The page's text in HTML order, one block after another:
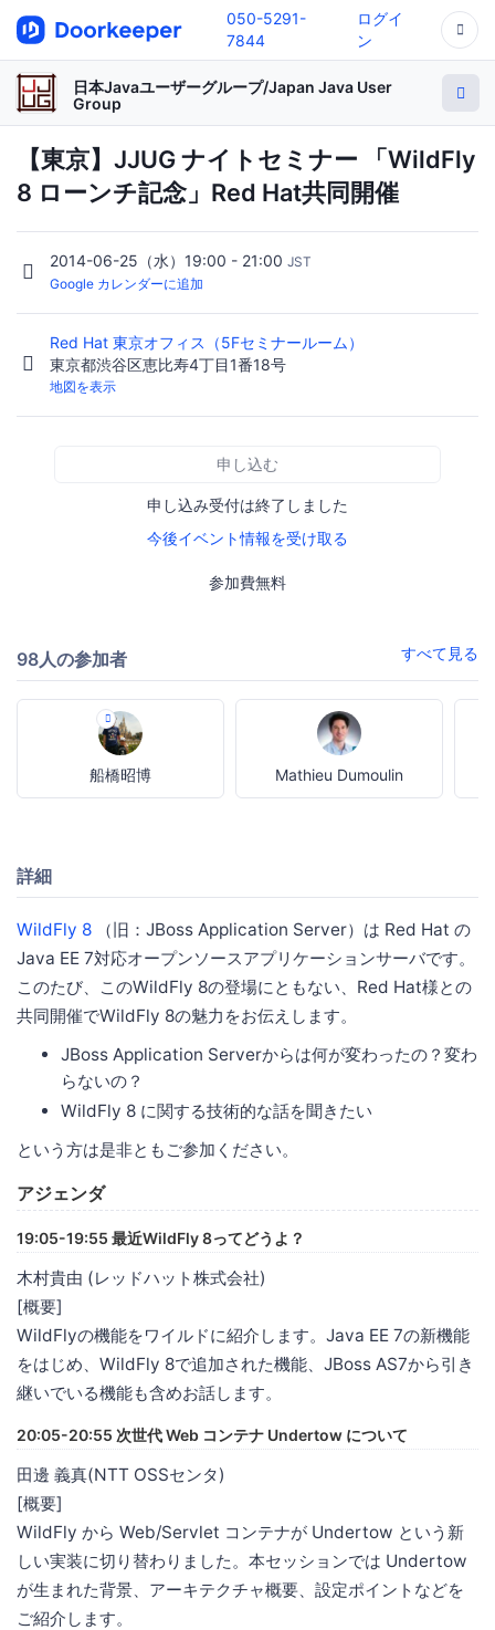
050-5291-
7844
ログイ
ン
日本Javaユーザーグループ/Japan Java User
Group
【東京】JJUG ナイトセミナー 「WildFly
8 ローンチ記念」Red Hat共同開催
2014-06-25（水）19:00 - 21:00 JST
Google カレンダーに追加
Red Hat 東京オフィス（5Fセミナールーム）
東京都渋谷区恵比寿4丁目1番18号
地図を表示
申し込む
申し込み受付は終了しました
今後イベント情報を受け取る
参加費無料
98人の参加者 すべて見る
船橋昭博 Mathieu Dumoulin
詳細
WildFly 8 （旧：JBoss Application Server）は Red Hat の
Java EE 7対応オープンソースアプリケーションサーバです。
このたび、このWildFly 8の登場にともない、Red Hat様との
共同開催でWildFly 8の魅力をお伝えします。
JBoss Application Serverからは何が変わったの？変わ
らないの？
WildFly 8 に関する技術的な話を聞きたい
という方は是非ともご参加ください。
アジェンダ
19:05-19:55 最近WildFly 8ってどうよ？
木村貴由 (レッドハット株式会社)
[概要]
WildFlyの機能をワイルドに紹介します。Java EE 7の新機能
をはじめ、WildFly 8で追加された機能、JBoss AS7から引き
継いでいる機能も含めお話します。
20:05-20:55 次世代 Web コンテナ Undertow について
田邊 義真(NTT OSSセンタ)
[概要]
WildFly から Web/Servlet コンテナが Undertow という新
しい実装に切り替わりました。本セッションでは Undertow
が生まれた背景、アーキテクチャ概要、設定ポイントなどを
ご紹介します。